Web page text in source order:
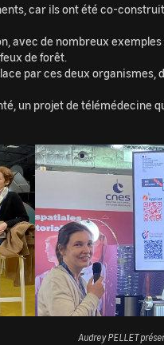
car ils ont été co-
avec de nombreux
de forêt.
par ces deux organismes,
un projet de télémédecine
Image
Audrey PELLET